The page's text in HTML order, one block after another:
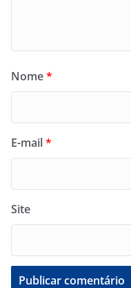
Nome*
E-mail*
Site